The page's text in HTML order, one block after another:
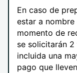
En caso de
estar a
momento de
se solicitarán
incluida una
pago que